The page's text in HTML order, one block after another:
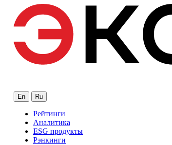
En Ru
Рейтинги
Аналитика
ESG продукты
Рэнкинги